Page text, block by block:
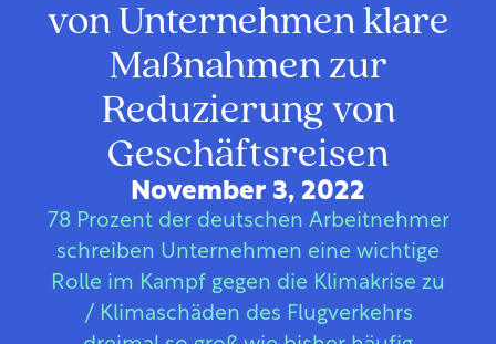
von Unternehmen klare
Maßnahmen zur
Reduzierung von
Geschäftsreisen
November 3, 2022
78 Prozent der deutschen Arbeitnehmer
schreiben Unternehmen eine wichtige
Rolle im Kampf gegen die Klimakrise zu
/ Klimaschäden des Flugverkehrs